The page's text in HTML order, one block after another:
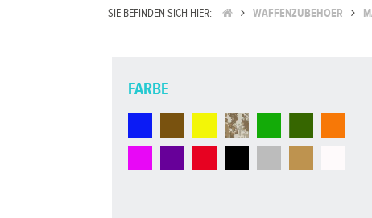
SIE BEFINDEN SICH HIER: WAFFENZUBEHOER
FARBE